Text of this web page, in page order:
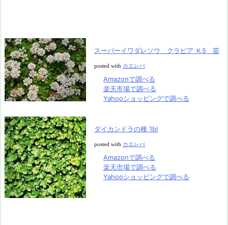
スーパーイワダレソウ クラピア Ｋ5 苗
posted with カエレバ
Amazonで調べる
楽天市場で調べる
Yahooショッピングで調べる
ダイカンドラの種 1bl
posted with カエレバ
Amazonで調べる
楽天市場で調べる
Yahooショッピングで調べる